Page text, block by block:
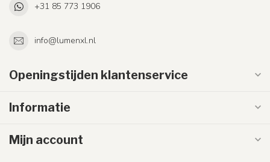
+31 85 773 1906
info@lumenxl.nl
Openingstijden klantenservice
Informatie
Mijn account